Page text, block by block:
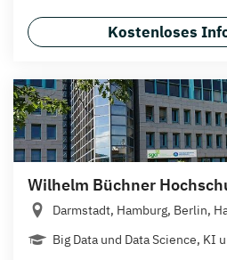
Kostenloses
Wilhelm Büchner
Darmstadt, Hamburg, Berlin,
Big Data und Data Science, KI